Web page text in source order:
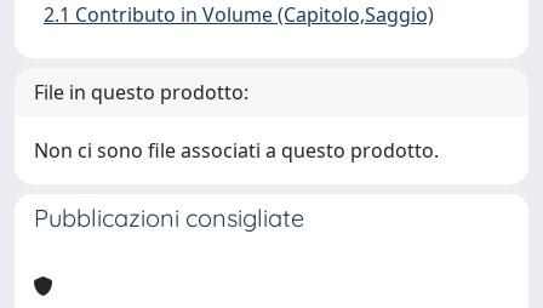
2.1 Contributo in Volume (Capitolo,Saggio)
File in questo prodotto:
Non ci sono file associati a questo prodotto.
Pubblicazioni consigliate